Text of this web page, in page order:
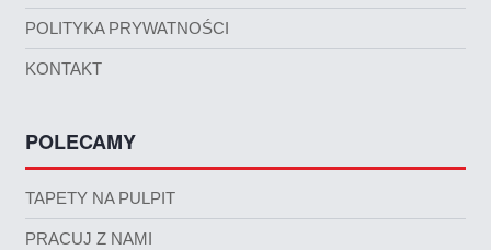
POLITYKA PRYWATNOŚCI
KONTAKT
POLECAMY
TAPETY NA PULPIT
PRACUJ Z NAMI